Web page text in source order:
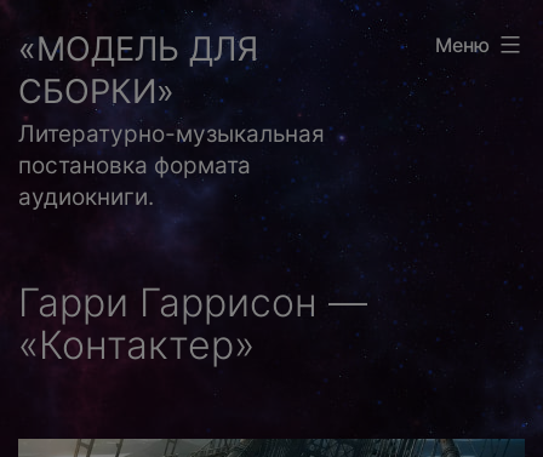
Перейти
содержимому
«МОДЕЛЬ ДЛЯ
СБОРКИ»
Литературно-музыкальная
постановка формата
аудиокниги.
Меню
Гарри Гаррисон —
«Контактер»